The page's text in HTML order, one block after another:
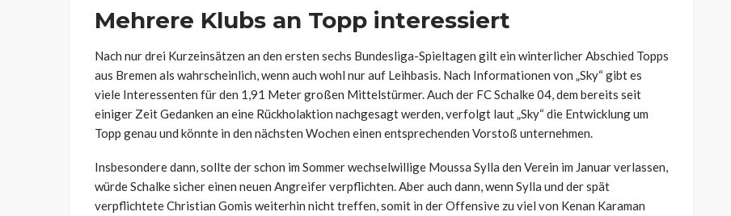
Mehrere Klubs an Topp interessiert
Nach nur drei Kurzeinsätzen an den ersten sechs Bundesliga-Spieltagen gilt ein winterlicher Abschied Topps
aus Bremen als wahrscheinlich, wenn auch wohl nur auf Leihbasis. Nach Informationen von „Sky“ gibt es
viele Interessenten für den 1,91 Meter großen Mittelstürmer. Auch der FC Schalke 04, dem bereits seit
einiger Zeit Gedanken an eine Rückholaktion nachgesagt werden, verfolgt laut „Sky“ die Entwicklung um
Topp genau und könnte in den nächsten Wochen einen entsprechenden Vorstoß unternehmen.
Insbesondere dann, sollte der schon im Sommer wechselwillige Moussa Sylla den Verein im Januar verlassen,
würde Schalke sicher einen neuen Angreifer verpflichten. Aber auch dann, wenn Sylla und der spät
verpflichtete Christian Gomis weiterhin nicht treffen, somit in der Offensive zu viel von Kenan Karaman